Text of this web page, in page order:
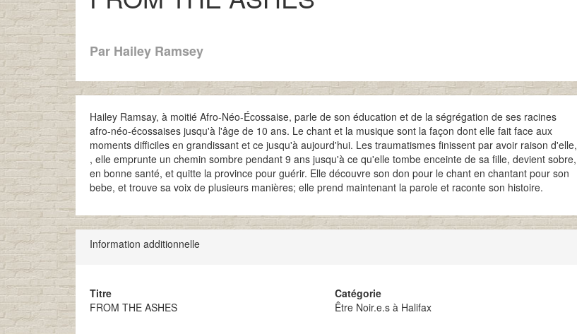
Par Hailey Ramsey
Hailey Ramsay, à moitié Afro-Néo-Écossaise, parle de son éducation et de la ségrégation de ses racines
afro-néo-écossaises jusqu'à l'âge de 10 ans. Le chant et la musique sont la façon dont elle fait face aux
moments difficiles en grandissant et ce jusqu'à aujourd'hui. Les traumatismes finissent par avoir raison d'elle,
, elle emprunte un chemin sombre pendant 9 ans jusqu'à ce qu'elle tombe enceinte de sa fille, devient sobre,
en bonne santé, et quitte la province pour guérir. Elle découvre son don pour le chant en chantant pour son
bebe, et trouve sa voix de plusieurs manières; elle prend maintenant la parole et raconte son histoire.
Information additionnelle
Titre
FROM THE ASHES
Catégorie
Être Noir.e.s à Halifax